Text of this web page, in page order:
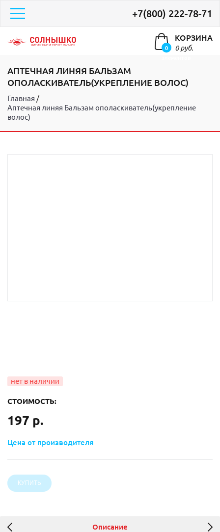
+7(800) 222-78-71
0
КОРЗИНА
0 руб.
АПТЕЧНАЯ ЛИНЯЯ БАЛЬЗАМ
ОПОЛАСКИВАТЕЛЬ(УКРЕПЛЕНИЕ ВОЛОС)
Главная
Аптечная линяя Бальзам ополаскиватель(укрепление
волос)
СТОИМОСТЬ:
197 р.
Цена от производителя
Описание